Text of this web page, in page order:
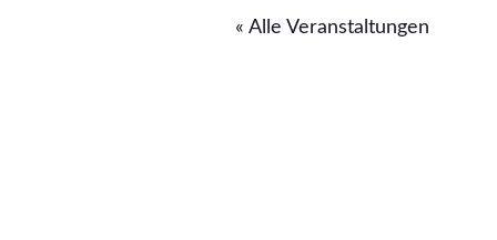
« Alle Veranstaltungen